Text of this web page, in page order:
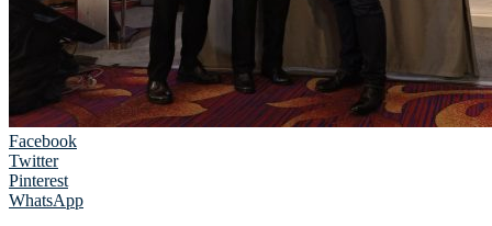
Facebook
Twitter
Pinterest
WhatsApp